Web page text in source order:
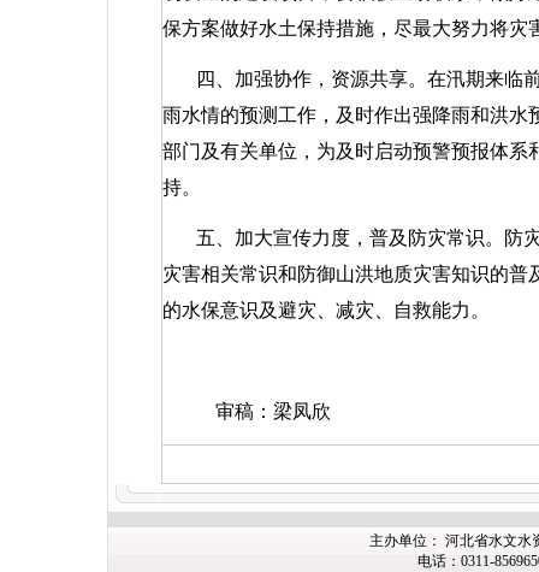
保方案做好水土保持措施，尽最大努力将灾
四、加强协作，资源共享。在汛期来临
雨水情的预测工作，及时作出强降雨和洪
部门及有关单位，为及时启动预警预报体
持。
五、加大宣传力度，普及防灾常识。防
灾害相关常识和防御山洪地质灾害知识的
的水保意识及避灾、减灾、自救能力。
审稿：梁凤欣
主办单位： 河北省水文水
电话：0311-